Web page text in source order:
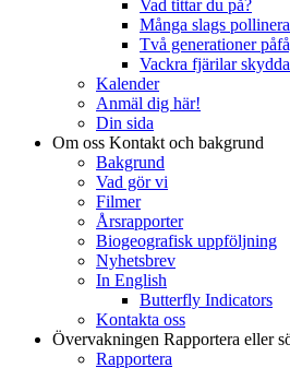
Vad tittar du på?
Många slags
Två generationer
Vackra fjärilar
Kalender
Anmäl dig här!
Din sida
Om oss Kontakt och bakgrund
Bakgrund
Vad gör vi
Filmer
Årsrapporter
Biogeografisk uppföljning
Nyhetsbrev
In English
Butterfly Indicators
Kontakta oss
Övervakningen Rapportera eller
Rapportera